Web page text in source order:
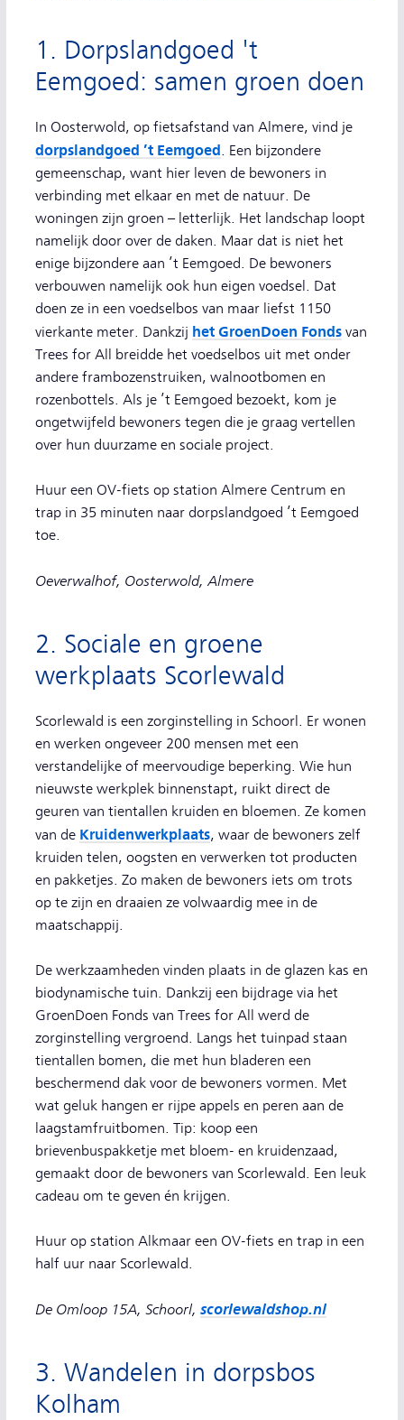
1. Dorpslandgoed 't
Eemgoed: samen groen doen
In Oosterwold, op fietsafstand van Almere, vind je
dorpslandgoed ’t Eemgoed. Een bijzondere
gemeenschap, want hier leven de bewoners in
verbinding met elkaar en met de natuur. De
woningen zijn groen – letterlijk. Het landschap loopt
namelijk door over de daken. Maar dat is niet het
enige bijzondere aan ’t Eemgoed. De bewoners
verbouwen namelijk ook hun eigen voedsel. Dat
doen ze in een voedselbos van maar liefst 1150
vierkante meter. Dankzij het GroenDoen Fonds van
Trees for All breidde het voedselbos uit met onder
andere frambozenstruiken, walnootbomen en
rozenbottels. Als je ’t Eemgoed bezoekt, kom je
ongetwijfeld bewoners tegen die je graag vertellen
over hun duurzame en sociale project.
Huur een OV-fiets op station Almere Centrum en
trap in 35 minuten naar dorpslandgoed ’t Eemgoed
toe.
Oeverwalhof, Oosterwold, Almere
2. Sociale en groene
werkplaats Scorlewald
Scorlewald is een zorginstelling in Schoorl. Er wonen
en werken ongeveer 200 mensen met een
verstandelijke of meervoudige beperking. Wie hun
nieuwste werkplek binnenstapt, ruikt direct de
geuren van tientallen kruiden en bloemen. Ze komen
van de Kruidenwerkplaats, waar de bewoners zelf
kruiden telen, oogsten en verwerken tot producten
en pakketjes. Zo maken de bewoners iets om trots
op te zijn en draaien ze volwaardig mee in de
maatschappij.
De werkzaamheden vinden plaats in de glazen kas en
biodynamische tuin. Dankzij een bijdrage via het
GroenDoen Fonds van Trees for All werd de
zorginstelling vergroend. Langs het tuinpad staan
tientallen bomen, die met hun bladeren een
beschermend dak voor de bewoners vormen. Met
wat geluk hangen er rijpe appels en peren aan de
laagstamfruitbomen. Tip: koop een
brievenbuspakketje met bloem- en kruidenzaad,
gemaakt door de bewoners van Scorlewald. Een leuk
cadeau om te geven én krijgen.
Huur op station Alkmaar een OV-fiets en trap in een
half uur naar Scorlewald.
De Omloop 15A, Schoorl, scorlewaldshop.nl
3. Wandelen in dorpsbos
Kolham